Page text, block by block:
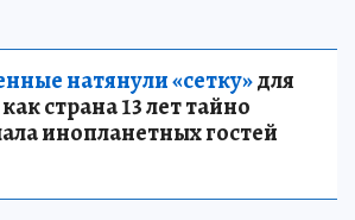
натянули «сетку»для
страна 13 лет тайно
инопланетных гостей